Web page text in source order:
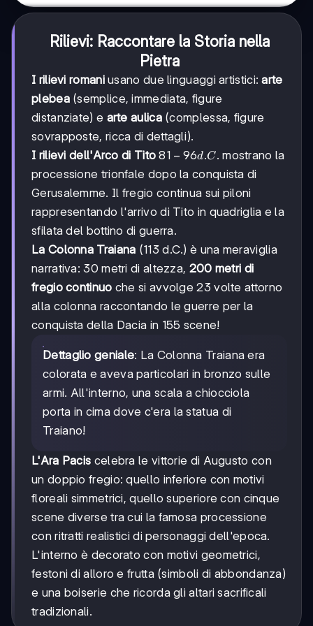
Rilievi: Raccontare la Storia nella
Pietra
I rilievi romaniusano due linguaggi artistici:arte
plebea(semplice, immediata, figure
distanziate) e arte aulica(complessa, figure
sovrapposte, ricca di dettagli).
I rilievi dell'Arco di Tito 81-
96
d.C.
81 − 96d.C. mostrano la
processione trionfale dopo la conquista di
Gerusalemme. Il fregio continua sui piloni
rappresentando l'arrivo di Tito in quadriglia e la
sfilata del bottino di guerra.
La Colonna Traiana (113 d.C.) è una meraviglia
narrativa: 30 metri di altezza, 200 metri di
fregio continuo che si avvolge 23 volte attorno
alla colonna raccontando le guerre per la
conquista della Dacia in 155 scene!
Dettaglio geniale: La Colonna Traiana era
colorata e aveva particolari in bronzo sulle
armi. All'interno, una scala a chiocciola
porta in cima dove c'era la statua di
Traiano!
L'Ara Pacis celebra le vittorie di Augusto con
un doppio fregio: quello inferiore con motivi
floreali simmetrici, quello superiore con cinque
scene diverse tra cui la famosa processione
con ritratti realistici di personaggi dell'epoca.
L'interno è decorato con motivi geometrici,
festoni di alloro e frutta (simboli di abbondanza)
e una boiserie che ricorda gli altari sacrificali
tradizionali.